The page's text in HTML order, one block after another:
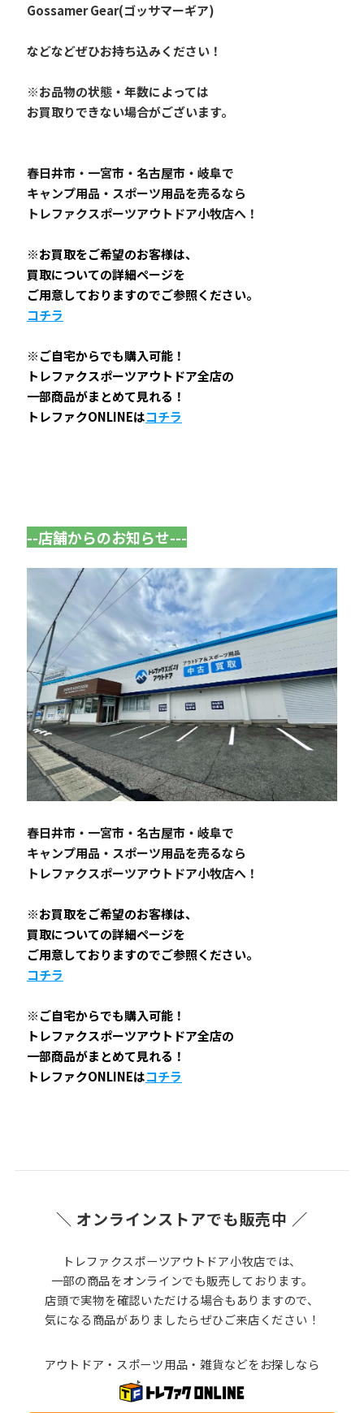
Gossamer Gear(ゴッサマーギア)
などなどぜひお持ち込みください！
※お品物の状態・年数によっては
お買取りできない場合がございます。
春日井市・一宮市・名古屋市・岐阜で
キャンプ用品・スポーツ用品を売るなら
トレファクスポーツアウトドア小牧店へ！
※お買取をご希望のお客様は、
買取についての詳細ページを
ご用意しておりますのでご参照ください。
コチラ
※ご自宅からでも購入可能！
トレファクスポーツアウトドア全店の
一部商品がまとめて見れる！
トレファクONLINEはコチラ
--店舗からのお知らせ---
春日井市・一宮市・名古屋市・岐阜で
キャンプ用品・スポーツ用品を売るなら
トレファクスポーツアウトドア小牧店へ！
※お買取をご希望のお客様は、
買取についての詳細ページを
ご用意しておりますのでご参照ください。
コチラ
※ご自宅からでも購入可能！
トレファクスポーツアウトドア全店の
一部商品がまとめて見れる！
トレファクONLINEはコチラ
＼ オンラインストアでも販売中 ／
トレファクスポーツアウトドア小牧店では、
一部の商品をオンラインでも販売しております。
店頭で実物を確認いただける場合もありますので、
気になる商品がありましたらぜひご来店ください！
アウトドア・スポーツ用品・雑貨などをお探しなら